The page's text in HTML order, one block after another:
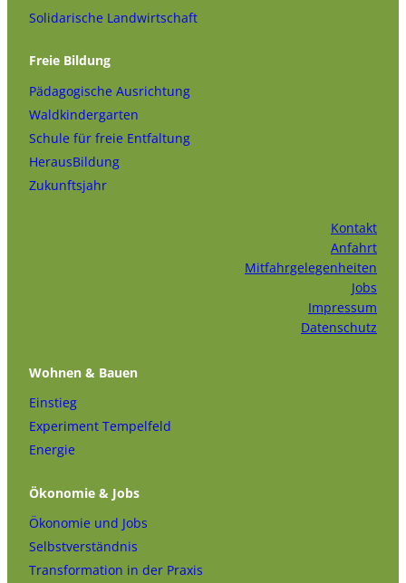
Solidarische Landwirtschaft
Freie Bildung
Pädagogische Ausrichtung
Waldkindergarten
Schule für freie Entfaltung
HerausBildung
Zukunftsjahr
Kontakt
Anfahrt
Mitfahrgelegenheiten
Jobs
Impressum
Datenschutz
Wohnen & Bauen
Einstieg
Experiment Tempelfeld
Energie
Ökonomie & Jobs
Ökonomie und Jobs
Selbstverständnis
Transformation in der Praxis